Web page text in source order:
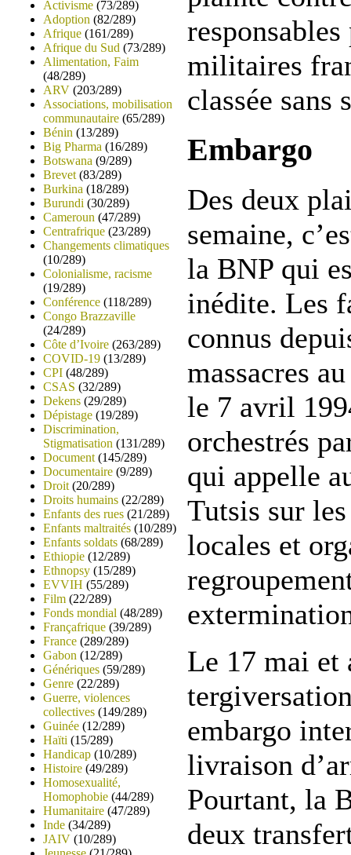
Activisme (73/289)
Adoption (82/289)
Afrique (161/289)
Afrique du Sud (73/289)
Alimentation, Faim
(48/289)
ARV (203/289)
Associations, mobilisation
communautaire (65/289)
Bénin (13/289)
Big Pharma (16/289)
Botswana (9/289)
Brevet (83/289)
Burkina (18/289)
Burundi (30/289)
Cameroun (47/289)
Centrafrique (23/289)
Changements climatiques
(10/289)
Colonialisme, racisme
(19/289)
Conférence (118/289)
Congo Brazzaville
(24/289)
Côte d’Ivoire (263/289)
COVID-19 (13/289)
CPI (48/289)
CSAS (32/289)
Dekens (29/289)
Dépistage (19/289)
Discrimination,
Stigmatisation (131/289)
Document (145/289)
Documentaire (9/289)
Droit (20/289)
Droits humains (22/289)
Enfants des rues (21/289)
Enfants maltraités (10/289)
Enfants soldats (68/289)
Ethiopie (12/289)
Ethnopsy (15/289)
EVVIH (55/289)
Film (22/289)
Fonds mondial (48/289)
Françafrique (39/289)
France (289/289)
Gabon (12/289)
Génériques (59/289)
Genre (22/289)
Guerre, violences
collectives (149/289)
Guinée (12/289)
Haïti (15/289)
Handicap (10/289)
Histoire (49/289)
Homosexualité,
Homophobie (44/289)
Humanitaire (47/289)
Inde (34/289)
JAIV (10/289)
militaires
classée sans
Embargo
Des deux
semaine,
la BNP qui
inédite. Les
connus
massacres
le 7 avril
orchestrés
qui appelle
Tutsis sur
locales et
Le 17 mai et
embargo
livraison
Pourtant, la
deux